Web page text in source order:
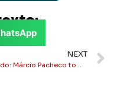
NEXT
Estado: Márcio Pacheco toma posse como presidente do TCE-RJ